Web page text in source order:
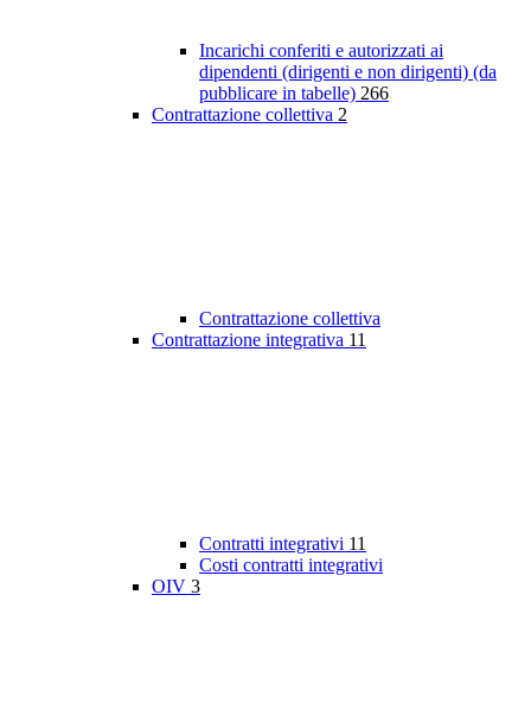
Incarichi conferiti e autorizzati ai
dipendenti (dirigenti e non dirigenti) (da
pubblicare in tabelle) 266
Contrattazione collettiva 2
Contrattazione collettiva
Contrattazione integrativa 11
Contratti integrativi 11
Costi contratti integrativi
OIV 3